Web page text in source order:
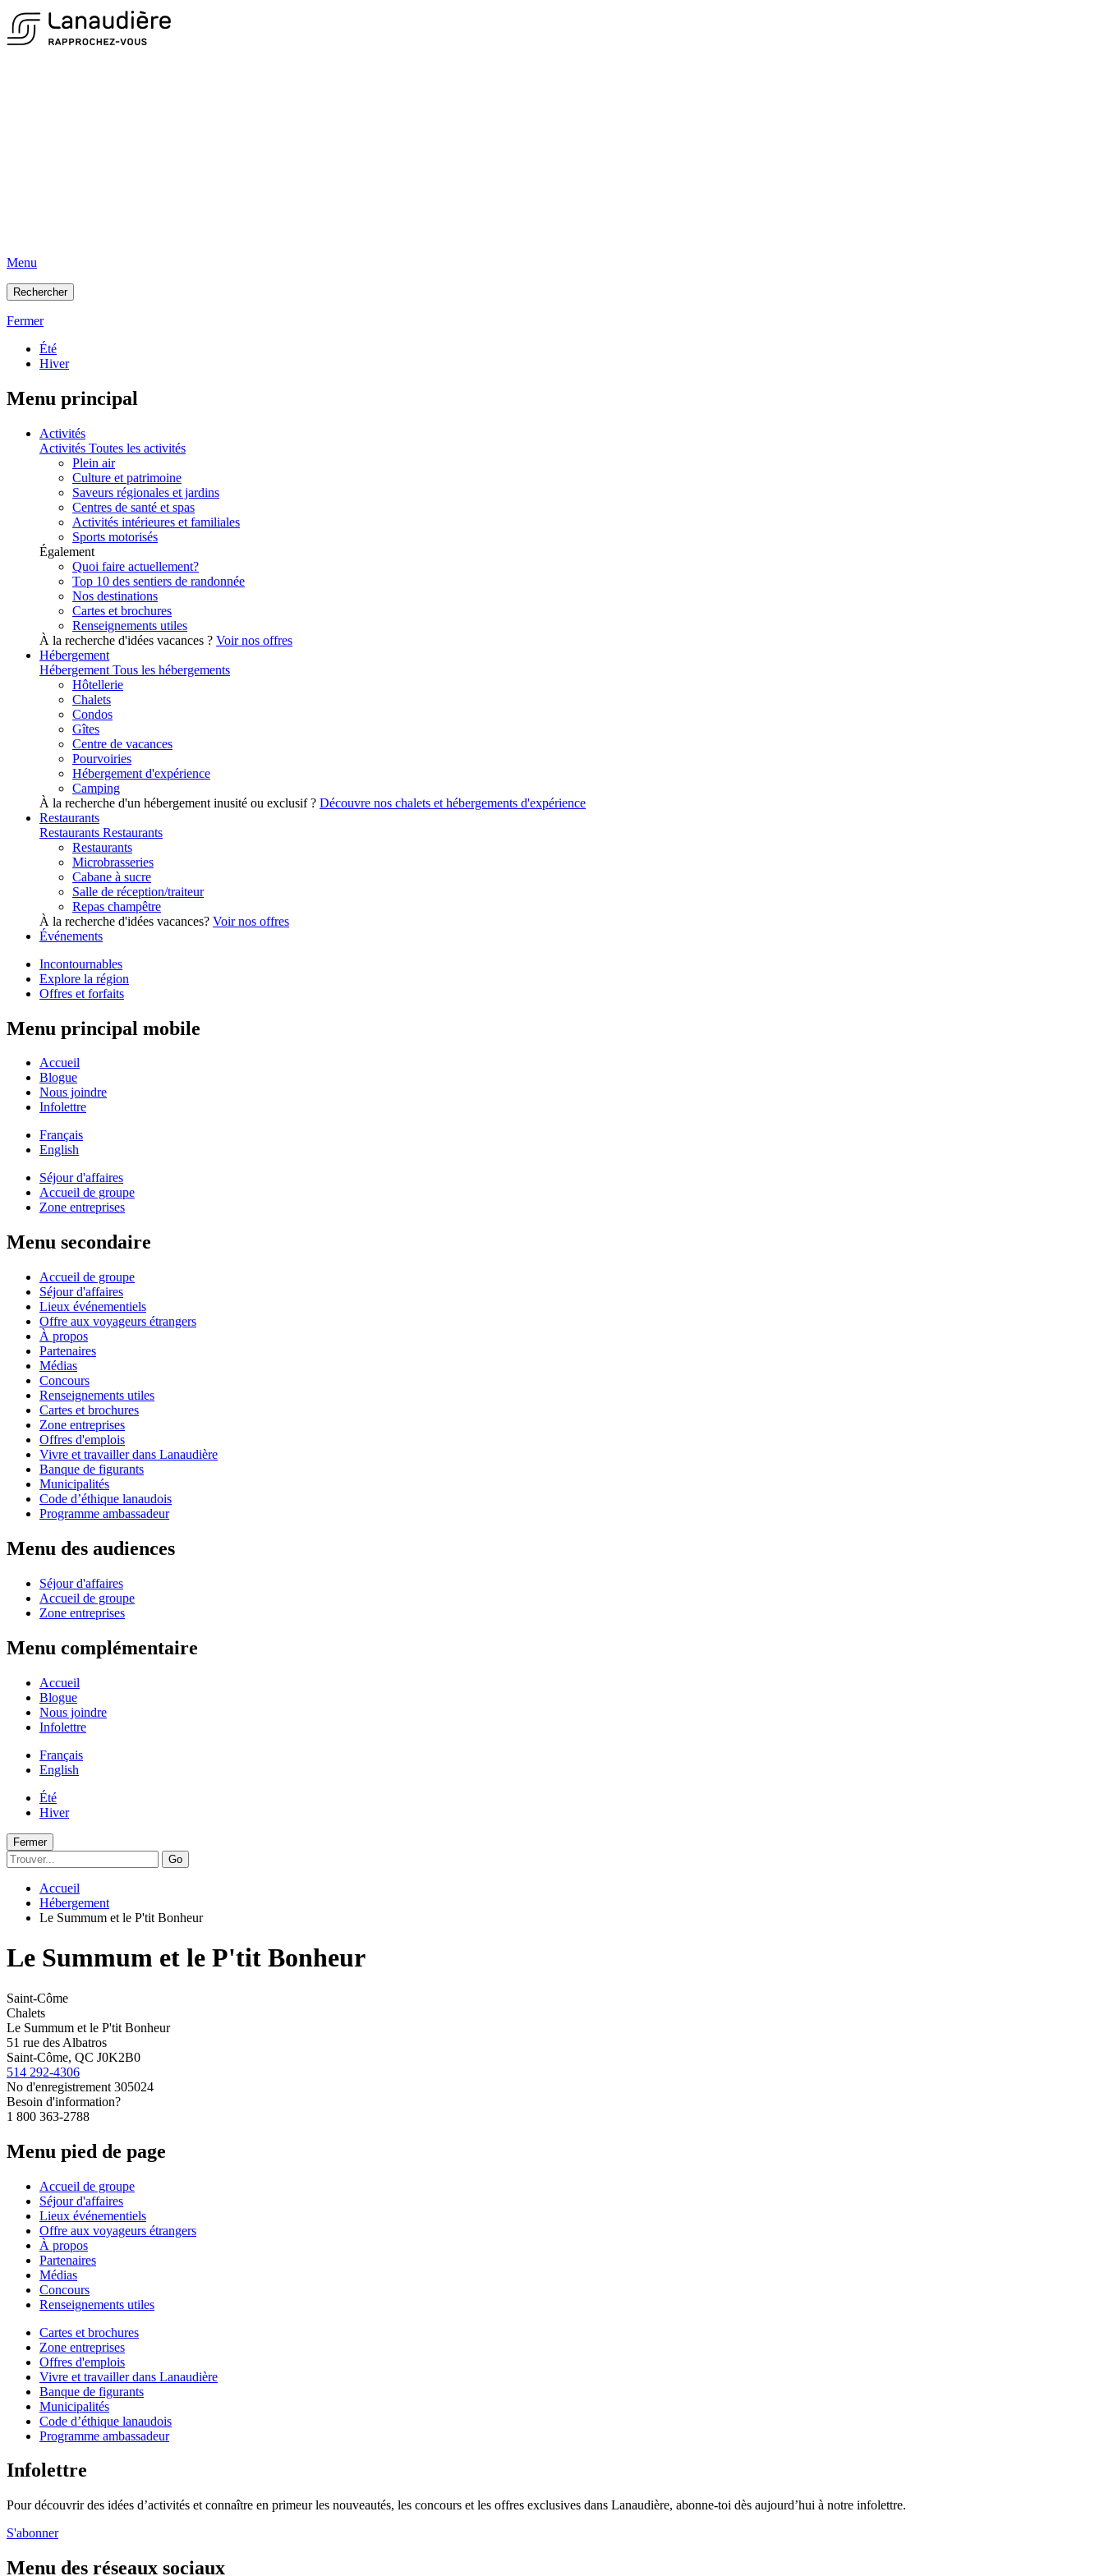
Menu
Rechercher
Fermer
Été
Hiver
Menu principal
Activités
Activités Toutes les activités
Plein air
Culture et patrimoine
Saveurs régionales et jardins
Centres de santé et spas
Activités intérieures et familiales
Sports motorisés
Également
Quoi faire actuellement?
Top 10 des sentiers de randonnée
Nos destinations
Cartes et brochures
Renseignements utiles
À la recherche d'idées vacances ? Voir nos offres
Hébergement
Hébergement Tous les hébergements
Hôtellerie
Chalets
Condos
Gîtes
Centre de vacances
Pourvoiries
Hébergement d'expérience
Camping
À la recherche d'un hébergement inusité ou exclusif ? Découvre nos chalets et hébergements d'expérience
Restaurants
Restaurants Restaurants
Restaurants
Microbrasseries
Cabane à sucre
Salle de réception/traiteur
Repas champêtre
À la recherche d'idées vacances? Voir nos offres
Événements
Incontournables
Explore la région
Offres et forfaits
Menu principal mobile
Accueil
Blogue
Nous joindre
Infolettre
Français
English
Séjour d'affaires
Accueil de groupe
Zone entreprises
Menu secondaire
Accueil de groupe
Séjour d'affaires
Lieux événementiels
Offre aux voyageurs étrangers
À propos
Partenaires
Médias
Concours
Renseignements utiles
Cartes et brochures
Zone entreprises
Offres d'emplois
Vivre et travailler dans Lanaudière
Banque de figurants
Municipalités
Code d’éthique lanaudois
Programme ambassadeur
Menu des audiences
Séjour d'affaires
Accueil de groupe
Zone entreprises
Menu complémentaire
Accueil
Blogue
Nous joindre
Infolettre
Français
English
Été
Hiver
Fermer
Go
Accueil
Hébergement
Le Summum et le P'tit Bonheur
Le Summum et le P'tit Bonheur
Saint-Côme
Chalets
Le Summum et le P'tit Bonheur
51 rue des Albatros
Saint-Côme, QC J0K2B0
514 292-4306
No d'enregistrement 305024
Besoin d'information?
1 800 363-2788
Menu pied de page
Accueil de groupe
Séjour d'affaires
Lieux événementiels
Offre aux voyageurs étrangers
À propos
Partenaires
Médias
Concours
Renseignements utiles
Cartes et brochures
Zone entreprises
Offres d'emplois
Vivre et travailler dans Lanaudière
Banque de figurants
Municipalités
Code d’éthique lanaudois
Programme ambassadeur
Infolettre
Pour découvrir des idées d’activités et connaître en primeur les nouveautés, les concours et les offres exclusives dans Lanaudière, abonne-toi dès aujourd’hui à notre infolettre.
S'abonner
Menu des réseaux sociaux